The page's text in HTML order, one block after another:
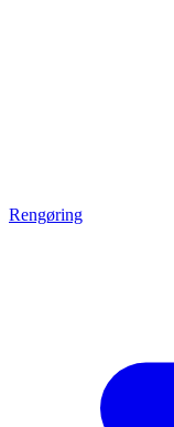
Rengøring